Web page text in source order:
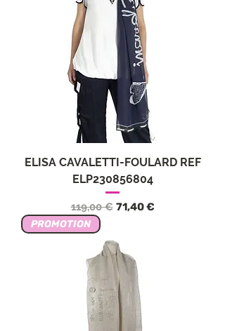
ELISA CAVALETTI-FOULARD REF
ELP230856804
Standardpreis
119,00 € Sale-Preis
71,40 €
PROMOTION